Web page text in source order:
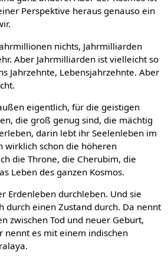
Perspektive heraus genauso ein
nichts, Jahrmilliarden
Aber Jahrmilliarden ist vielleicht so
Jahrzehnte, Lebensjahrzehnte. Aber
eigentlich, für die geistigen
die groß genug sind, die mächtig
darin lebt ihr Seelenleben im
wirklich schon die höheren
die Throne, die Cherubim, die
Leben des ganzen Kosmos.
Erdenleben durchleben. Und sie
durch einen Zustand durch. Da nennt
zwischen Tod und neuer Geburt,
nennt es mit einem indischen